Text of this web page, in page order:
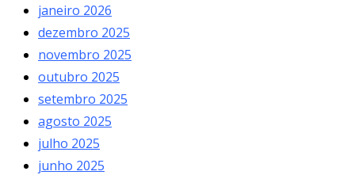
janeiro 2026
dezembro 2025
novembro 2025
outubro 2025
setembro 2025
agosto 2025
julho 2025
junho 2025